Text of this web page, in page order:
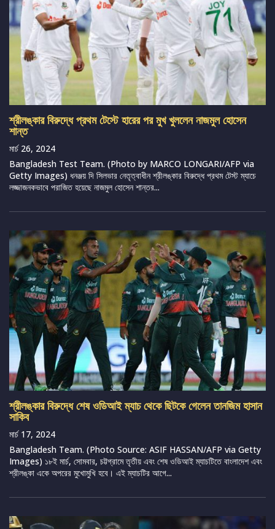
শ্রীলঙ্কার বিরুদ্ধে প্রথম টেস্টে হারের পর মুখ খুললেন নাজমুল হোসেন
শান্ত
মার্চ 26, 2024
Bangladesh Test Team. (Photo by MARCO LONGARI/AFP via
Getty Images) ধনঞ্জয় দি সিলভার নেতৃত্বাধীন শ্রীলঙ্কার বিরুদ্ধে প্রথম টেস্ট ম্যাচে
লজ্জাজনকভাবে পরাজিত হয়েছে নাজমুল হোসেন শান্তর...
শ্রীলঙ্কার বিরুদ্ধে শেষ ওডিআই ম্যাচ থেকে ছিটকে গেলেন তানজিম হাসান
সাকিব
মার্চ 17, 2024
Bangladesh Team. (Photo Source: ASIF HASSAN/AFP via Getty
Images) ১৮ই মার্চ, সোমবার, চট্টগ্রামে তৃতীয় এবং শেষ ওডিআই ম্যাচটিতে বাংলাদেশ এবং
শ্রীলঙ্কা একে অপরের মুখোমুখি হবে। এই ম্যাচটির আগে...